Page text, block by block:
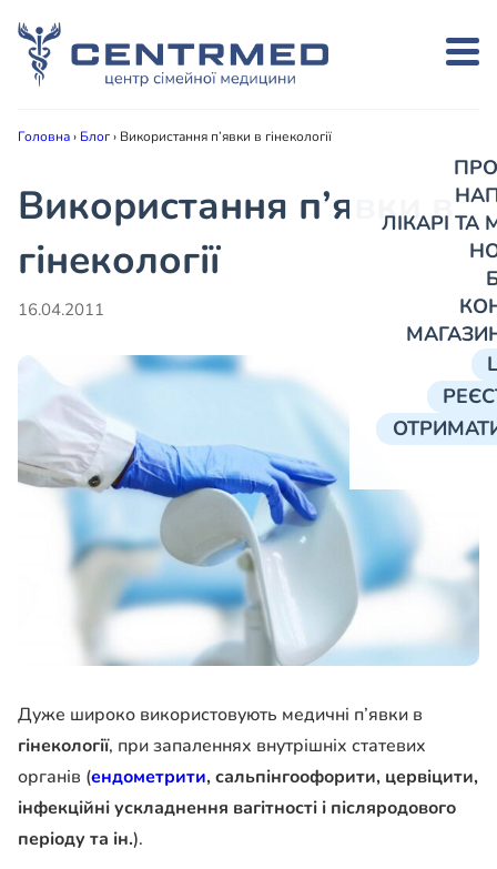
ЛІКАРІ
Головна› Блог› Використання п’явки в гінекології
Використання п’явки в
гінекології
16.04.2011
Дуже широко використовують медичні п’явки в
гінекології, при запаленнях внутрішніх статевих
органів (ендометрити, сальпінгоофорити, цервіцити,
інфекційні ускладнення вагітності і післяродового
періоду та ін.).